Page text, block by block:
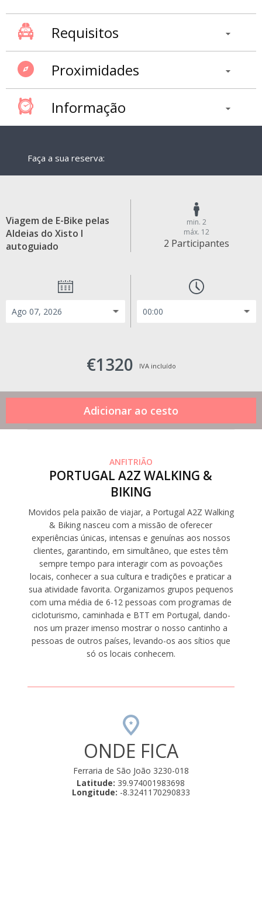
Requisitos
Proximidades
Informação
Faça a sua reserva:
Viagem de E-Bike pelas
Aldeias do Xisto I
autoguiado
min. 2
máx. 12
2 Participantes
€1320 IVA incluído
ANFITRIÃO
PORTUGAL A2Z WALKING &
BIKING
Movidos pela paixão de viajar, a Portugal A2Z Walking
& Biking nasceu com a missão de oferecer
experiências únicas, intensas e genuínas aos nossos
clientes, garantindo, em simultâneo, que estes têm
sempre tempo para interagir com as povoações
locais, conhecer a sua cultura e tradições e praticar a
sua atividade favorita. Organizamos grupos pequenos
com uma média de 6-12 pessoas com programas de
cicloturismo, caminhada e BTT em Portugal, dando-
nos um prazer imenso mostrar o nosso cantinho a
pessoas de outros países, levando-os aos sítios que
só os locais conhecem.
ONDE FICA
Ferraria de São João 3230-018
Latitude: 39.974001983698
Longitude: -8.3241170290833